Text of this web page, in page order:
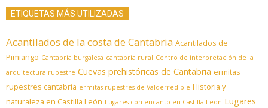
ETIQUETAS MÁS UTILIZADAS
Acantilados de la costa de Cantabria Acantilados de
Pimiango Cantabria burgalesa cantabria rural Centro de interpretación de la
arquitectura rupestre Cuevas prehistóricas de Cantabria ermitas
rupestres cantabria ermitas rupestres de Valderredible Historia y
naturaleza en Castilla León Lugares con encanto en Castilla Leon Lugares